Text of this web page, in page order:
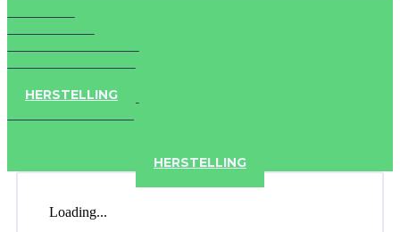
HERSTELLING
HERSTELLING
Loading...